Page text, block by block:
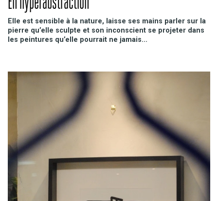
Elle est sensible à la nature, laisse ses mains parler sur la
pierre qu’elle sculpte et son inconscient se projeter dans
les peintures qu’elle pourrait ne jamais...